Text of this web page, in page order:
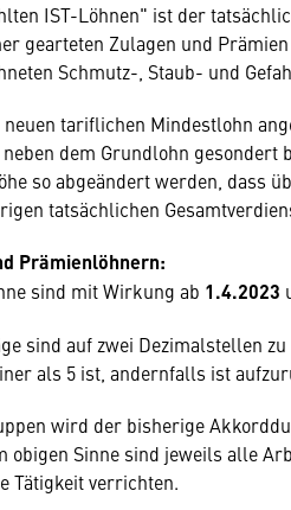
IST-Löhnen" ist der
gearteten Zulagen und
Schmutz-, Staub- und
tariflichen Mindestlohn
dem Grundlohn gesondert
so abgeändert werden, dass
tatsächlichen
Prämienlöhnern:
sind mit Wirkung ab 1.4.2023
sind auf zwei Dezimalstellen
als 5 ist, andernfalls ist
wird der bisherige
obigen Sinne sind jeweils alle
Tätigkeit verrichten.